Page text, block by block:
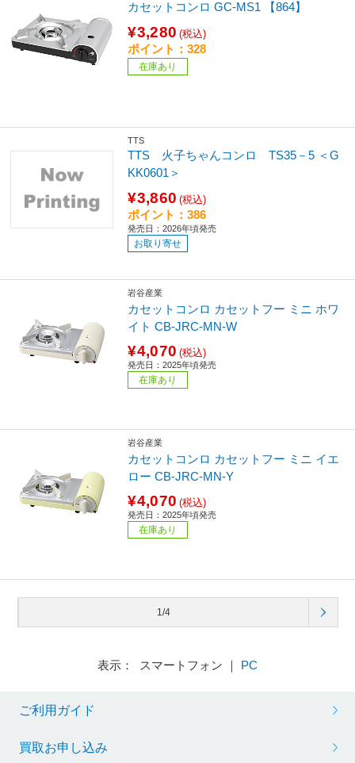
カセットコンロ GC-MS1 【864】
¥3,280 (税込)
ポイント：328
在庫あり
TTS
TTS 火子ちゃんコンロ TS35－5 ＜G
KK0601＞
¥3,860 (税込)
ポイント：386
発売日：2026年頃発売
お取り寄せ
岩谷産業
カセットコンロ カセットフー ミニ ホワ
イト CB-JRC-MN-W
¥4,070 (税込)
発売日：2025年頃発売
在庫あり
岩谷産業
カセットコンロ カセットフー ミニ イエ
ロー CB-JRC-MN-Y
¥4,070 (税込)
発売日：2025年頃発売
在庫あり
1/4
表示： スマートフォン ｜ PC
ご利用ガイド
買取お申し込み